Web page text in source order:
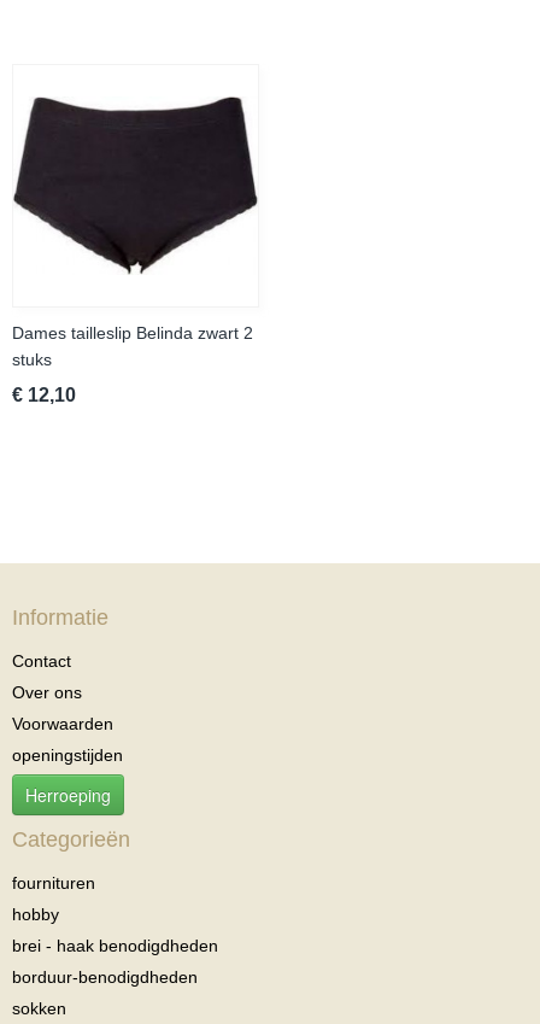
Dames tailleslip Belinda zwart 2
stuks
€ 12,10
Informatie
Contact
Over ons
Voorwaarden
openingstijden
Herroeping
Categorieën
fournituren
hobby
brei - haak benodigdheden
borduur-benodigdheden
sokken